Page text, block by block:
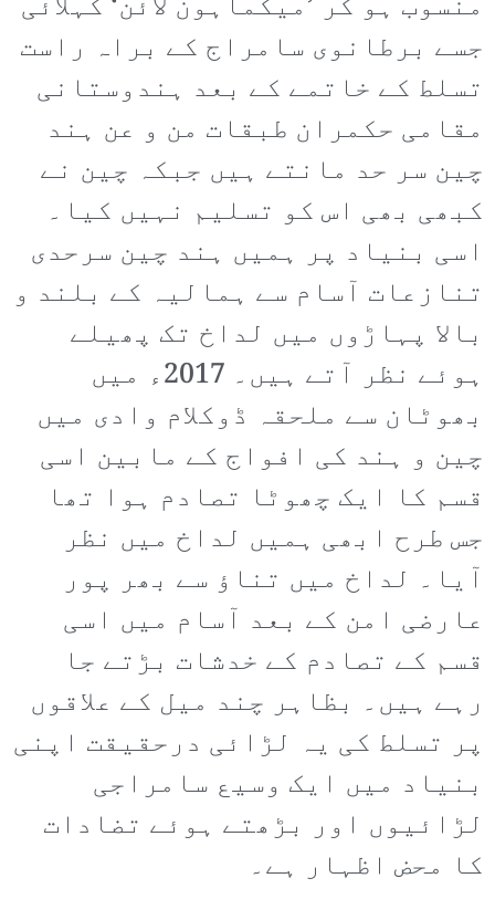
جسے برطانوی سامراج کے براہ راست
تسلط کے خاتمے کے بعد ہندوستانی
مقامی حکمران طبقات من و عن ہند
چین سر حد مانتے ہیں جبکہ چین نے
کبھی بھی اس کو تسلیم نہیں کیا۔
اسی بنیاد پر ہمیں ہند چین سرحدی
تنازعات آسام سے ہمالیہ کے بلند و
بالا پہاڑوں میں لداخ تک پھیلے
ہوئے نظر آتے ہیں۔ 2017ء میں
بھوٹان سے ملحقہ ڈوکلام وادی میں
چین و ہند کی افواج کے مابین اسی
قسم کا ایک چھوٹا تصادم ہوا تھا
جس طرح ابھی ہمیں لداخ میں نظر
آیا۔ لداخ میں تناؤ سے بھر پور
عارضی امن کے بعد آسام میں اسی
قسم کے تصادم کے خدشات بڑتے جا
رہے ہیں۔ بظاہر چند میل کے علاقوں
پر تسلط کی یہ لڑائی درحقیقت اپنی
بنیاد میں ایک وسیع سامراجی
لڑائیوں اور بڑھتے ہوئے تضادات
کا محض اظہار ہے۔